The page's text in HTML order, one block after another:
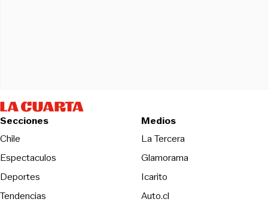
Secciones
Chile
Espectaculos
Deportes
Tendencias
Medios
La TerceraOpens in new
Glamorama
Icarito
Auto.cl